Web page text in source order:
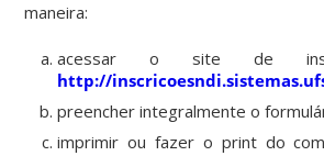
maneira:
acessar o site de
http://
preencher integralmente o
imprimir ou fazer o print do